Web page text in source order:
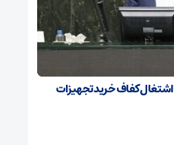
اشتغال کفاف خرید تجهیزات